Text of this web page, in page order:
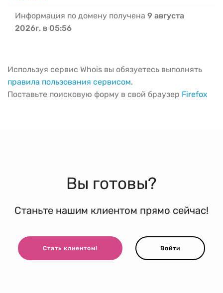
Информация по домену получена 9 августа
2026г. в 05:56
Используя сервис Whois вы обязуетесь выполнять
правила пользования сервисом.
Поставьте поисковую форму в свой браузер Firefox
Вы готовы?
Станьте нашим клиентом прямо сейчас!
Стать клиентом! Войти